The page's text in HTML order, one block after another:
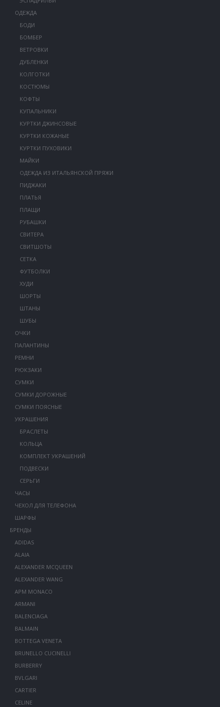
ОДЕЖДА
БОДИ
БОМБЕР
ВЕТРОВКИ
ДУБЛЕНКИ
КОЛГОТКИ
КОСТЮМЫ
КОФТЫ
КУПАЛЬНИКИ
КУРТКИ ДЖИНСОВЫЕ
КУРТКИ КОЖАНЫЕ
КУРТКИ ПУХОВИКИ
МАЙКИ
ОДЕЖДА ИЗ ИТАЛЬЯНСКОЙ ПРЯЖИ
ПИДЖАКИ
ПЛАТЬЯ
ПЛАЩИ
РУБАШКИ
СВИТЕРА
СВИТШОТЫ
СЕТКА
ФУТБОЛКИ
ХУДИ
ШОРТЫ
ШТАНЫ
ШУБЫ
ОЧКИ
ПАЛАНТИНЫ
РЕМНИ
РЮКЗАКИ
СУМКИ
СУМКИ ДОРОЖНЫЕ
СУМКИ ПОЯСНЫЕ
УКРАШЕНИЯ
БРАСЛЕТЫ
КОЛЬЦА
КОМПЛЕКТ УКРАШЕНИЙ
ПОДВЕСКИ
СЕРЬГИ
ЧАСЫ
ЧЕХОЛ ДЛЯ ТЕЛЕФОНА
ШАРФЫ
БРЕНДЫ
ADIDAS
ALAIA
ALEXANDER MCQUEEN
ALEXANDER WANG
APM MONACO
ARMANI
BALENCIAGA
BALMAIN
BOTTEGA VENETA
BRUNELLO CUCINELLI
BURBERRY
BVLGARI
CARTIER
CELINE